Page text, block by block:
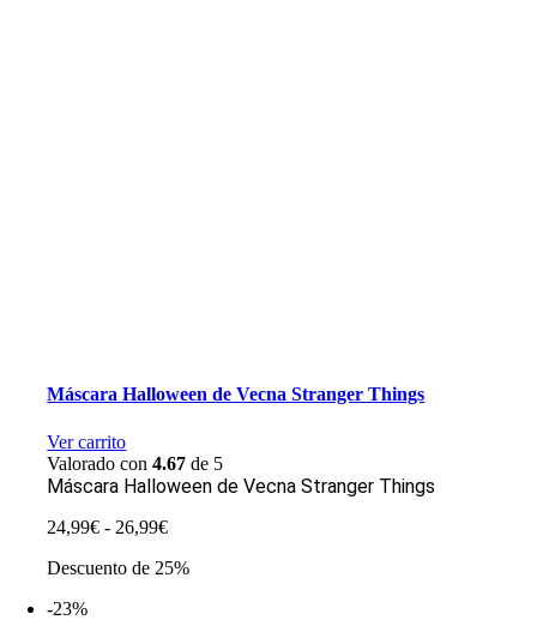
Máscara Halloween de Vecna Stranger Things
Ver carrito
Valorado con4.67 de 5
Máscara Halloween de Vecna Stranger Things
24,99€ - 26,99€Rango
precios:
Descuento de 25%
-23%